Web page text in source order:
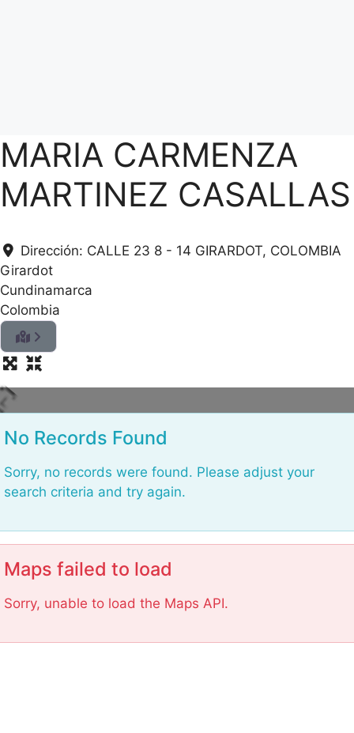
MARIA CARMENZA
MARTINEZ CASALLAS
Dirección: CALLE 23 8 - 14 GIRARDOT, COLOMBIA
Girardot
Cundinamarca
Colombia
No Records Found
Sorry, no records were found. Please adjust your
search criteria and try again.
Maps failed to load
Sorry, unable to load the Maps API.